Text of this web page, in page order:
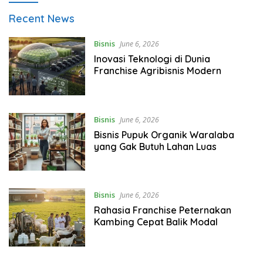
Redaksi
Recent News
Bisnis June 6, 2026
Inovasi Teknologi di Dunia
Franchise Agribisnis Modern
Bisnis June 6, 2026
Bisnis Pupuk Organik Waralaba
yang Gak Butuh Lahan Luas
Bisnis June 6, 2026
Rahasia Franchise Peternakan
Kambing Cepat Balik Modal